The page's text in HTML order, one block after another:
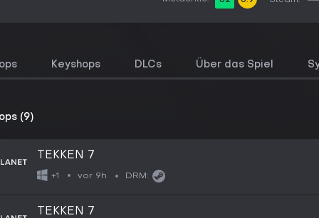
Keyshops DLCs Über das Spiel
(9)
TEKKEN 7
+1 vor 9h DRM:
TEKKEN 7